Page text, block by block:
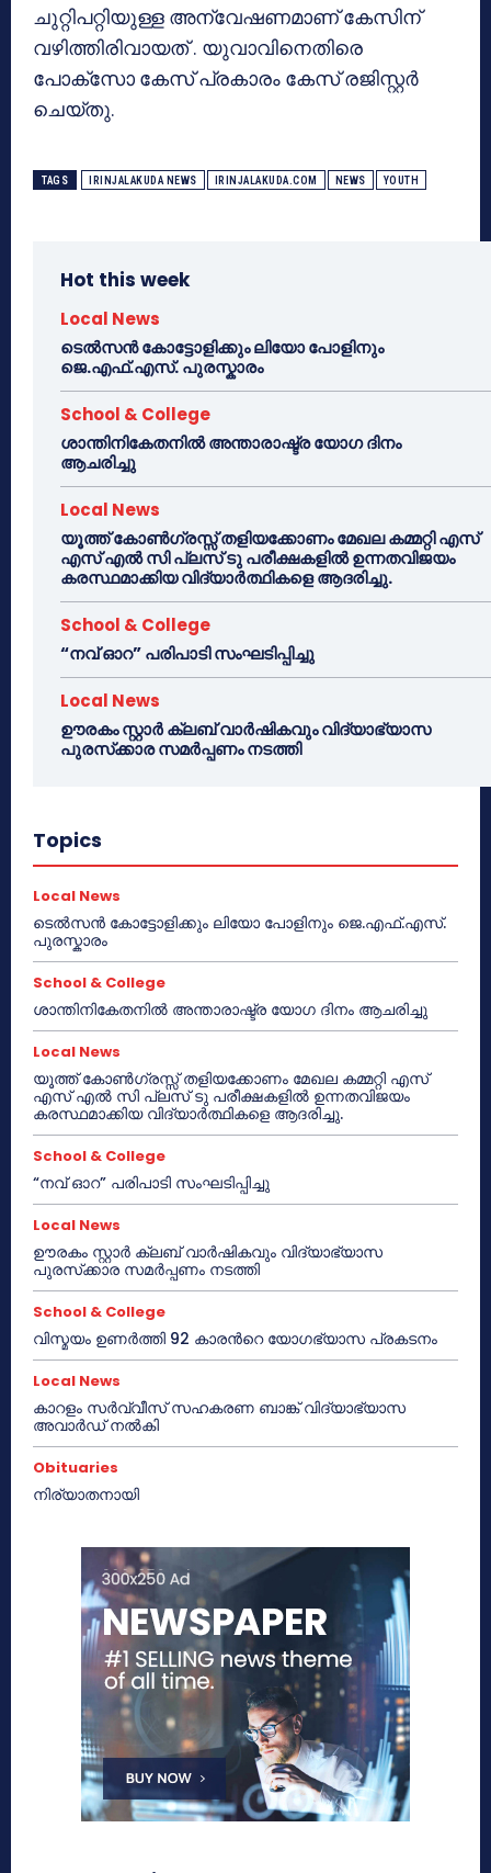
ചുറ്റിപറ്റിയുള്ള അന്വേഷണമാണ് കേസിന്
വഴിത്തിരിവായത് . യുവാവിനെതിരെ
പോക്സോ കേസ് പ്രകാരം കേസ് രജിസ്റ്റർ
ചെയ്തു.
TAGS IRINJALAKUDA NEWS IRINJALAKUDA.COM NEWS YOUTH
Hot this week
Local News
ടെൽസൻ കോട്ടോളിക്കും ലിയോ പോളിനും
ജെ.എഫ്.എസ്. പുരസ്കാരം
School & College
ശാന്തിനികേതനിൽ അന്താരാഷ്ട്ര യോഗ ദിനം
ആചരിച്ചു
Local News
യൂത്ത് കോൺഗ്രസ്സ് തളിയക്കോണം മേഖല കമ്മറ്റി എസ്
എസ് എൽ സി പ്ലസ് ടു പരീക്ഷകളിൽ ഉന്നതവിജയം
കരസ്ഥമാക്കിയ വിദ്യാർത്ഥികളെ ആദരിച്ചു.
School & College
“നവ് ഓറ” പരിപാടി സംഘടിപ്പിച്ചു
Local News
ഊരകം സ്റ്റാർ ക്ലബ് വാർഷികവും വിദ്യാഭ്യാസ
പുരസ്‌ക്കാര സമർപ്പണം നടത്തി
Topics
Local News
ടെൽസൻ കോട്ടോളിക്കും ലിയോ പോളിനും ജെ.എഫ്.എസ്.
പുരസ്കാരം
School & College
ശാന്തിനികേതനിൽ അന്താരാഷ്ട്ര യോഗ ദിനം ആചരിച്ചു
Local News
യൂത്ത് കോൺഗ്രസ്സ് തളിയക്കോണം മേഖല കമ്മറ്റി എസ്
എസ് എൽ സി പ്ലസ് ടു പരീക്ഷകളിൽ ഉന്നതവിജയം
കരസ്ഥമാക്കിയ വിദ്യാർത്ഥികളെ ആദരിച്ചു.
School & College
“നവ് ഓറ” പരിപാടി സംഘടിപ്പിച്ചു
Local News
ഊരകം സ്റ്റാർ ക്ലബ് വാർഷികവും വിദ്യാഭ്യാസ
പുരസ്‌ക്കാര സമർപ്പണം നടത്തി
School & College
വിസ്മയം ഉണർത്തി 92 കാരൻറെ യോഗഭ്യാസ പ്രകടനം
Local News
കാറളം സർവ്വീസ് സഹകരണ ബാങ്ക് വിദ്യാഭ്യാസ
അവാർഡ് നൽകി
Obituaries
നിര്യാതനായി